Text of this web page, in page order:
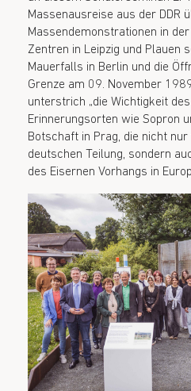
Massenausreise aus der DDR
Massendemonstrationen in der
Zentren in Leipzig und Plauen
Mauerfalls in Berlin und die
Grenze am 09. November
unterstrich „die Wichtigkeit
Erinnerungsorten wie Sopron
Botschaft in Prag, die nicht
deutschen Teilung, sondern
des Eisernen Vorhangs in